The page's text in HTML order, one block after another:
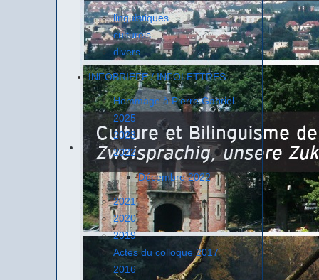
linguistiques
culturels
divers
INFOBRIEFE / INFOLETTRES
Hommage à Pierre Gabriel
2025
2023
2022
Décembre 2022
2021
2020
2019
Actes du colloque 2017
2016